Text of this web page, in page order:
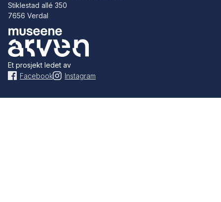
Stiklestad allé 350
7656 Verdal
Et prosjekt ledet av
Facebook
Instagram